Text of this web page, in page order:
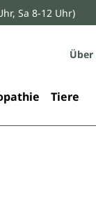
Sa 8-12 Uhr)
Über
Tiere